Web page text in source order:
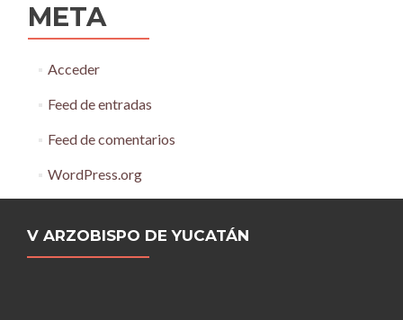
META
Acceder
Feed de entradas
Feed de comentarios
WordPress.org
V ARZOBISPO DE YUCATÁN